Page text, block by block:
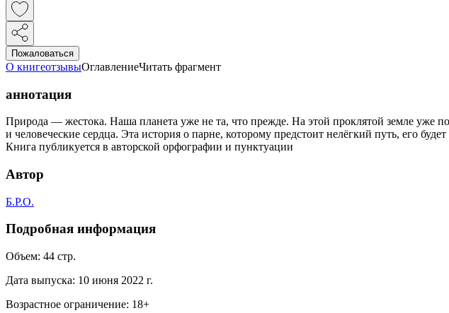
Пожаловаться
О книгеотзывыОглавлениеЧитать фрагмент
аннотация
Природа — жестока. Наша планета уже не та, что прежде. На этой проклятой земле уже
и человеческие сердца. Эта история о парне, которому предстоит нелёгкий путь, его
Книга публикуется в авторской орфографии и пунктуации
Автор
Б.Р.О.
Подробная информация
Объем: 44 стр.
Дата выпуска: 10 июня 2022 г.
Возрастное ограничение: 18+